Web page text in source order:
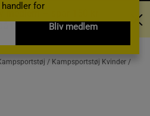
for
Bliv medlem
medlem – spar 150 kr
mindst 799 kr!
/ Kampsportstøj Kvinder /